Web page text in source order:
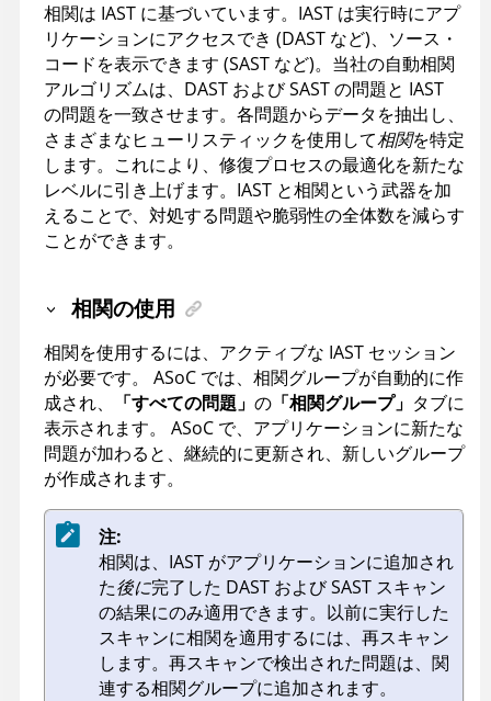
相関は IAST に基づいています。IAST は実行時にアプ
リケーションにアクセスでき (DAST など)、ソース・
コードを表示できます (SAST など)。当社の自動相関
アルゴリズムは、DAST および SAST の問題と IAST
の問題を一致させます。各問題からデータを抽出し、
さまざまなヒューリスティックを使用して相関を特定
します。これにより、修復プロセスの最適化を新たな
レベルに引き上げます。IAST と相関という武器を加
えることで、対処する問題や脆弱性の全体数を減らす
ことができます。
相関の使用
相関を使用するには、アクティブな IAST セッション
が必要です。 ASoC では、相関グループが自動的に作
成され、
「すべての問題」 の 「相関グループ」 タブに
表示されます。 ASoC で、アプリケーションに新たな
問題が加わると、継続的に更新され、新しいグループ
が作成されます。
注:
相関は、IAST がアプリケーションに追加され
た後に完了した DAST および SAST スキャン
の結果にのみ適用できます。以前に実行した
スキャンに相関を適用するには、再スキャン
します。再スキャンで検出された問題は、関
連する相関グループに追加されます。